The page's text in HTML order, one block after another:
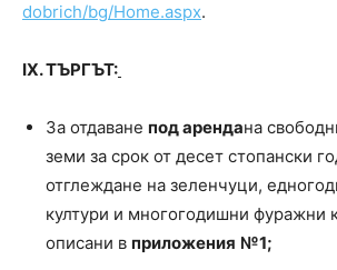
dobrich/bg/Home.aspx.
IХ. ТЪРГЪТ:
За отдаване под арендана
земи за срок от десет стопански
отглеждане на зеленчуци,
култури и многогодишни фуражни
описани в приложения №1;